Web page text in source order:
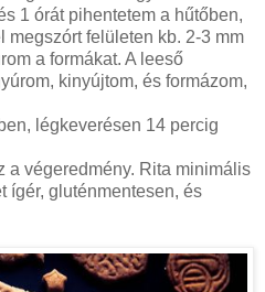
1 órát pihentetem a hűtőben,
megszórt felületen kb. 2-3 mm
a formákat. A leeső
kinyújtom, és formázom,
légkeverésen 14 percig
a végeredmény. Rita minimális
ígér, gluténmentesen, és